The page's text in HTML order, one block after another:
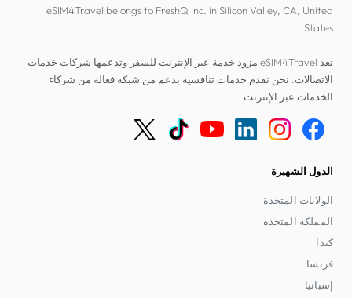
eSIM4Travel belongs to FreshQ Inc. in Silicon Valley, CA, United
States.
تعد eSIM4Travel مزود خدمة عبر الإنترنت للسفر وتدعمها شركات خدمات
الاتصالات. نحن نقدم خدمات تنافسية بدعم من شبكة فعالة من شركاء
الخدمات عبر الإنترنت.
الدول الشهيرة
الولايات المتحدة
المملكة المتحدة
كندا
فرنسا
إسبانيا